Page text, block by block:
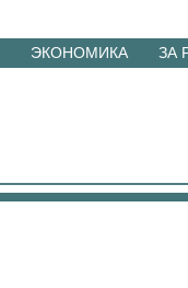
ЭКОНОМИКА ЗА